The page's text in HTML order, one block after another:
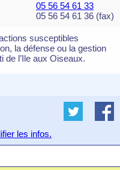
05 56 54 61 33
05 56 54 61 36 (fax)
susceptibles
la défense ou la gestion
de l’Ile aux Oiseaux.
les infos.